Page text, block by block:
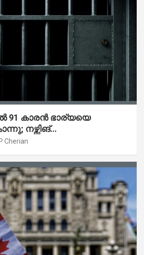
91 കാരൻ ഭാര്യയെ
നഴ്സിങ്
നൽകിയ വാഗ്ദാനം
Cherian